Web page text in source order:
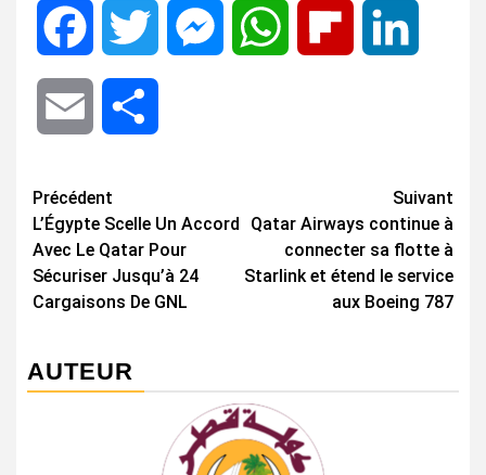
Facebook Twitter MessengerWhatsApp Flipboard
Email
Navigation
d’article
Précédent
L’Égypte Scelle Un Accord
Avec Le Qatar Pour
Sécuriser Jusqu’à 24
Cargaisons De GNL
Suivant
Qatar Airways continue à
connecter sa flotte à
Starlink et étend le service
aux Boeing 787
AUTEUR